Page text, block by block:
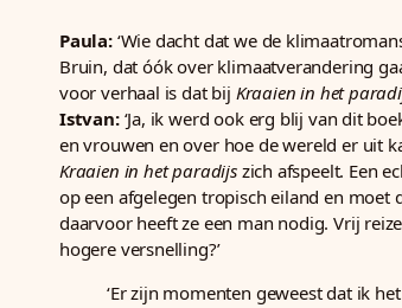
Paula:‘Wie dacht dat we de
Bruin, dat óók over klimaatverandering
voor verhaal is dat bij Kraaien in het
Istvan:‘Ja, ik werd ook erg blij van dit
en vrouwen en over hoe de wereld er uit
Kraaien in het paradijszich afspeelt. Een
op een afgelegen tropisch eiland en moet
daarvoor heeft ze een man nodig. Vrij
hogere versnelling?’
‘Er zijn momenten geweest dat ik